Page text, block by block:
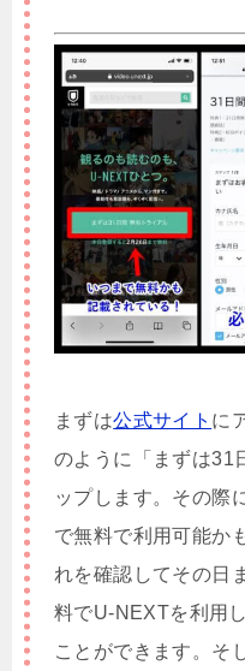
まずは公式サイト に
のように「まずは31
ップします。その際
で無料で利用可能か
れを確認してその日
料でU-NEXTを利用
ことができます。そ